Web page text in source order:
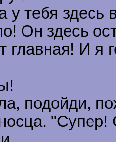
у тебя
Он здесь
главная! И я
подойди,